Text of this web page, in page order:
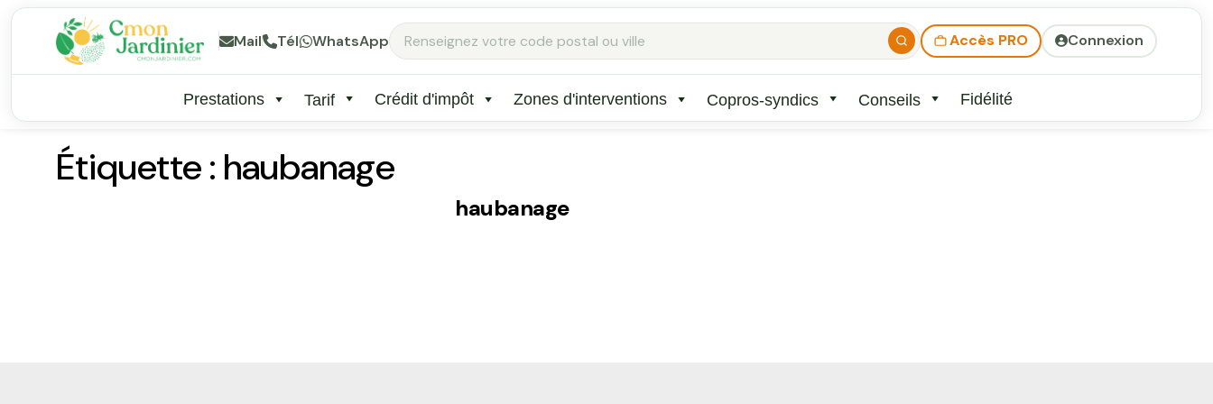
Mail Tél WhatsApp
Rechercher
:
Accès PRO Connexion
Prestations Tarif Crédit d'impôt Zones d'interventions Copros-syndics Conseils Fidélité
Étiquette : haubanage
haubanage